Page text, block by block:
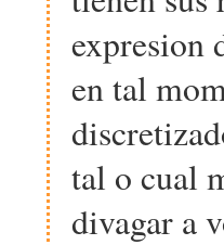
expresion
en tal
tal o cual
divagar a